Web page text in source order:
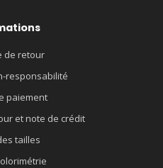
de retour
responsabilité
paiement
et note de crédit
tailles